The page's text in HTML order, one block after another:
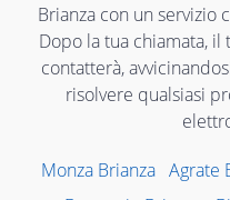
Brianza con un servizio
Dopo la tua chiamata,
contatterà,
risolvere qualsiasi
Monza Brianza Agrate